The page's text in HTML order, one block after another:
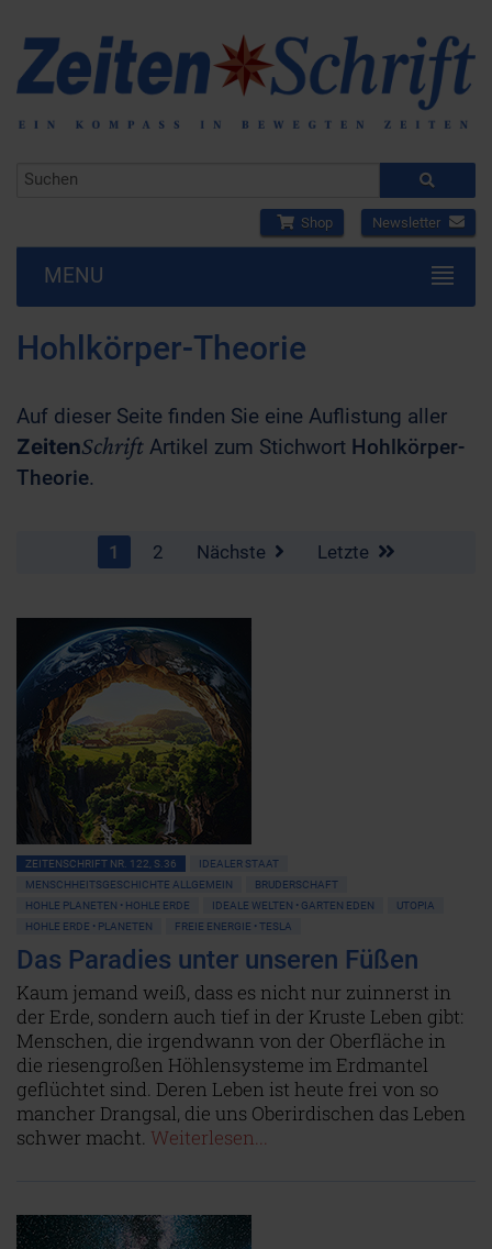
Shop Newsletter
MENU
Hohlkörper-Theorie
Auf dieser Seite finden Sie eine Auflistung aller
ZeitenSchrift Artikel zum Stichwort Hohlkörper-
Theorie.
1 2 Nächste Letzte
ZEITENSCHRIFT NR. 122, S.36
IDEALER STAAT
MENSCHHEITSGESCHICHTE ALLGEMEIN
BRUDERSCHAFT
HOHLE PLANETEN • HOHLE ERDE
IDEALE WELTEN • GARTEN EDEN
UTOPIA
HOHLE ERDE • PLANETEN
FREIE ENERGIE • TESLA
Das Paradies unter unseren Füßen
Kaum jemand weiß, dass es nicht nur zuinnerst in
der Erde, sondern auch tief in der Kruste Leben gibt:
Menschen, die irgendwann von der Oberfläche in
die riesengroßen Höhlensysteme im Erdmantel
geflüchtet sind. Deren Leben ist heute frei von so
mancher Drangsal, die uns Oberirdischen das Leben
schwer macht. Weiterlesen...